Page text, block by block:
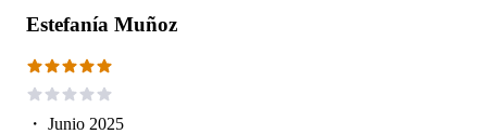
Estefanía Muñoz
・ Junio 2025